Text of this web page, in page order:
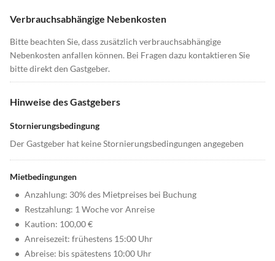
Verbrauchsabhängige Nebenkosten
Bitte beachten Sie, dass zusätzlich verbrauchsabhängige
Nebenkosten anfallen können. Bei Fragen dazu kontaktieren Sie
bitte direkt den Gastgeber.
Hinweise des Gastgebers
Stornierungsbedingung
Der Gastgeber hat keine Stornierungsbedingungen angegeben
Mietbedingungen
• Anzahlung: 30% des Mietpreises bei Buchung
• Restzahlung: 1 Woche vor Anreise
• Kaution: 100,00 €
• Anreisezeit: frühestens 15:00 Uhr
• Abreise: bis spätestens 10:00 Uhr